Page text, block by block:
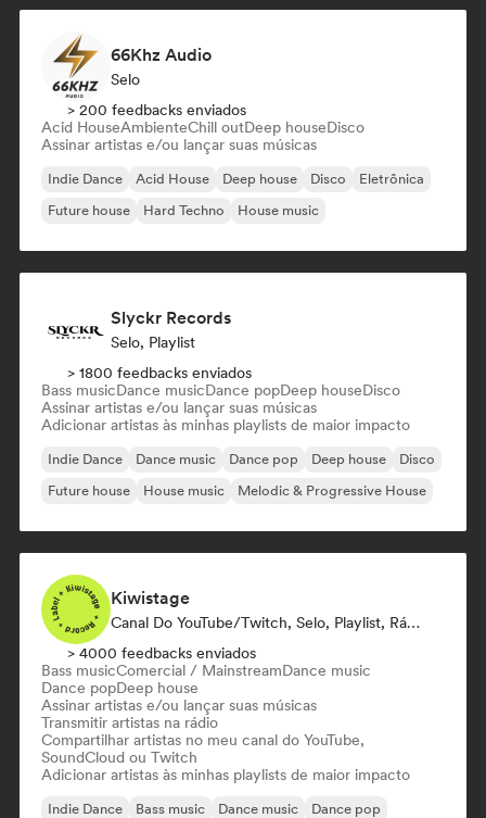
66Khz Audio
Selo
> 200 feedbacks enviados
Acid HouseAmbienteChill outDeep houseDisco
Assinar artistas e/ou lançar suas músicas
Indie Dance Acid House Deep house Disco
Eletrônica
Future house
Hard Techno House music
Slyckr Records
Selo, Playlist
> 1800 feedbacks enviados
Bass musicDance musicDance popDeep houseDisco
Assinar artistas e/ou lançar suas músicas
Adicionar artistas às minhas playlists de maior impacto
Indie Dance Dance music Dance pop Deep house
Disco
Future house
House music Melodic & Progressive House
Kiwistage
Canal Do YouTube/Twitch, Selo, Playlist, Rádio
> 4000 feedbacks enviados
Bass musicComercial / MainstreamDance music
Dance popDeep house
Assinar artistas e/ou lançar suas músicas
Transmitir artistas na rádio
Compartilhar artistas no meu canal do YouTube,
SoundCloud ou Twitch
Adicionar artistas às minhas playlists de maior impacto
Indie Dance Bass music Dance music
Dance pop